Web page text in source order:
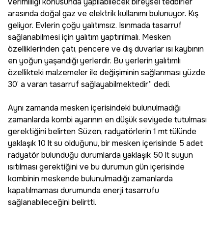
arasında doğal gaz ve elektrik kullanımı bulunuyor. Kış
geliyor. Evlerin çoğu yalıtımsız. Isınmada tasarruf
sağlanabilmesi için yalıtım yaptırılmalı. Mesken
özelliklerinden çatı, pencere ve dış duvarlar ısı kaybının
en yoğun yaşandığı yerlerdir. Bu yerlerin yalıtımlı
özellikteki malzemeler ile değişiminin sağlanması yüzde
30’ a varan tasarruf sağlayabilmektedir” dedi.
Aynı zamanda mesken içerisindeki bulunulmadığı
zamanlarda kombi ayarının en düşük seviyede tutulması
gerektiğini belirten Süzen, radyatörlerin 1 mt tülünde
yaklaşık 10 lt su olduğunu, bir mesken içerisinde 5 adet
radyatör bulunduğu durumlarda yaklaşık 50 lt suyun
ısıtılması gerektiğini ve bu durumun gün içerisinde
kombinin meskende bulunulmadığı zamanlarda
kapatılmaması durumunda enerji tasarrufu
sağlanabileceğini belirtti.